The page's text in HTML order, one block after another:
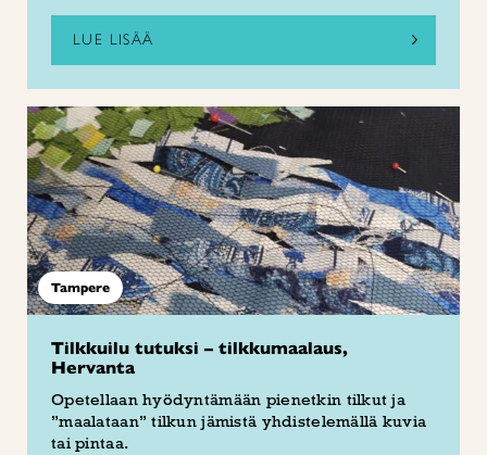
LUE LISÄÄ
Tampere
Tilkkuilu tutuksi – tilkkumaalaus,
Hervanta
Opetellaan hyödyntämään pienetkin tilkut ja
”maalataan” tilkun jämistä yhdistelemällä kuvia
tai pintaa.